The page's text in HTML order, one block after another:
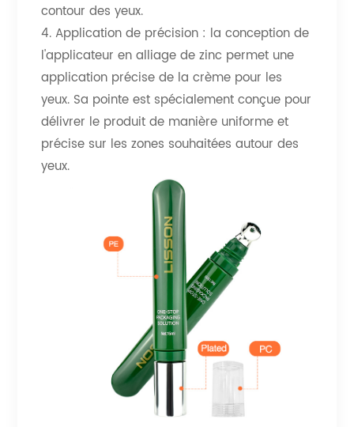
contour des yeux.
4. Application de précision : la conception de
l'applicateur en alliage de zinc permet une
application précise de la crème pour les
yeux. Sa pointe est spécialement conçue pour
délivrer le produit de manière uniforme et
précise sur les zones souhaitées autour des
yeux.